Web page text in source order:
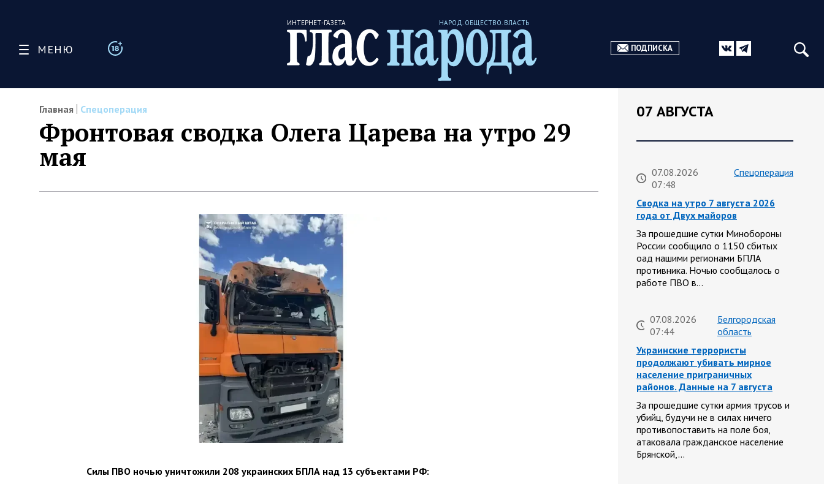
МЕНЮ
ИНТЕРНЕТ-ГАЗЕТА НАРОД. ОБЩЕСТВО. ВЛАСТЬ
ПОДПИСКА
Главная Спецоперация
Фронтовая сводка Олега Царева на утро 29
мая
Силы ПВО ночью уничтожили 208 украинских БПЛА над 13 субъектами РФ:
07 АВГУСТА
07.08.2026
07:48
Спецоперация
Сводка на утро 7 августа 2026
года от Двух майоров
За прошедшие сутки Минобороны
России сообщило о 1150 сбитых
оад нашими регионами БПЛА
противника. Ночью сообщалось о
работе ПВО в…
07.08.2026
07:44
Белгородская
область
Украинские террористы
продолжают убивать мирное
население приграничных
районов. Данные на 7 августа
За прошедшие сутки армия трусов и
убийц, будучи не в силах ничего
противопоставить на поле боя,
атаковала гражданское население
Брянской,…